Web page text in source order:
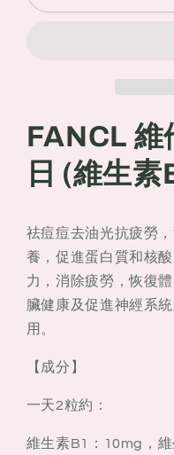
維
30
日
(維
素
B
群
5222)
維
B
60
粒
30
日
(維
素
B
B
群
5222)
FANCL 維
日 (維生
祛痘痘去油光抗疲勞
養，促進蛋白質和核
力，消除疲勞，恢復
臟健康及促進神經系
用。
【成分】
一天2粒約：
維生素B1：10mg，